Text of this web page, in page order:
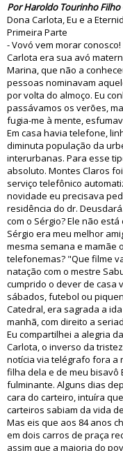
Por Haroldo Tourinho Filho
Dona Carlota, Eu e a
Primeira Parte
- Vovó vem morar
Carlota era sua avó
Marina, que não a
pessoas nominavam
por volta do almoço. Eu
passávamos os verões,
fugia-me à mente,
Em casa havia telefone,
diminuta população da
interurbanas. Para esse
absoluto. Montes Claros
serviço telefônico
novidade eu precisava
residência do dr.
com o Sérgio? Ele não
Sérgio era meu melhor
mesma semana e mamãe
telefonemas? "Que filme
natação com o mestre
cumprido o dever de casa
sábados, futebol ou
Catedral, era sagrada a
manhã, com direito a
Eu compartilhei a alegria
Carlota, o inverso da
notícia via telégrafo fora a
filha dela e de meu bisavô
fulminante. Alguns dias
cara do carteiro, intuíra
carteiros sabiam da vida
Mas eis que aos 84 anos
em dois carros de praça
assim que a maioria do